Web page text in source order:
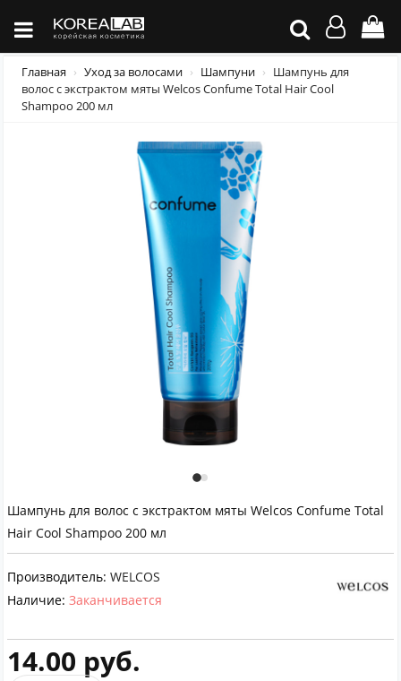
Главная Уход за волосами Шампуни
Шампунь для
волос c экстрактом мяты Welcos Confume Total Hair Cool
Shampoo 200 мл
Шампунь для волос c экстрактом мяты Welcos Confume Total
Hair Cool Shampoo 200 мл
Производитель: WELCOS
Наличие: Заканчивается
14.00 руб.